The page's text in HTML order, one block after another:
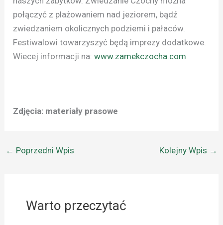
połączyć z plażowaniem nad jeziorem, bądź
zwiedzaniem okolicznych podziemi i pałaców.
Festiwalowi towarzyszyć będą imprezy dodatkowe.
Wiecej informacji na:www.zamekczocha.com
Zdjęcia: materiały prasowe
← Poprzedni Wpis Kolejny Wpis →
Warto przeczytać